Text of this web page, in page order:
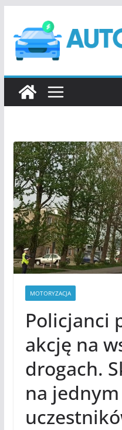
treści
MOTORYZACJA
Policjanci
akcję na
drogach.
na